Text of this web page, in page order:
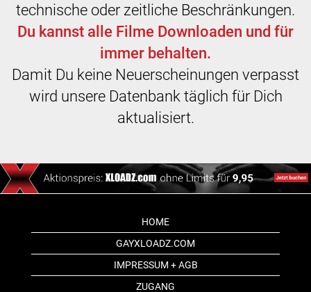
technische oder zeitliche Beschränkungen.
Du kannst alle Filme Downloaden und für
immer behalten.
Damit Du keine Neuerscheinungen verpasst
wird unsere Datenbank täglich für Dich
aktualisiert.
HOME
GAYXLOADZ.COM
IMPRESSUM + AGB
ZUGANG